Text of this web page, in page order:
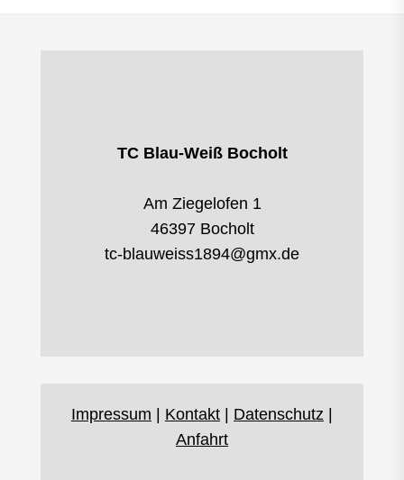
TC Blau-Weiß Bocholt
Am Ziegelofen 1
46397 Bocholt
tc-blauweiss1894@gmx.de
Impressum | Kontakt | Datenschutz |
Anfahrt